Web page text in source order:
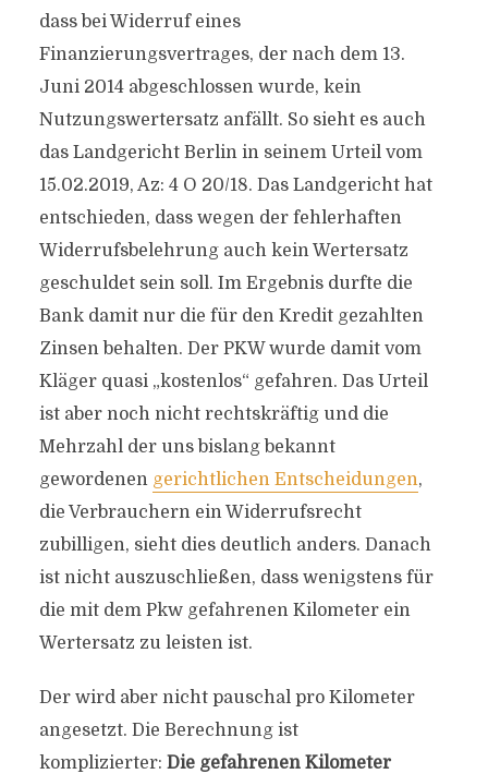
dass bei Widerruf eines
Finanzierungsvertrages, der nach dem 13.
Juni 2014 abgeschlossen wurde, kein
Nutzungswertersatz anfällt. So sieht es auch
das Landgericht Berlin in seinem Urteil vom
15.02.2019, Az: 4 O 20/18. Das Landgericht hat
entschieden, dass wegen der fehlerhaften
Widerrufsbelehrung auch kein Wertersatz
geschuldet sein soll. Im Ergebnis durfte die
Bank damit nur die für den Kredit gezahlten
Zinsen behalten. Der PKW wurde damit vom
Kläger quasi „kostenlos“ gefahren. Das Urteil
ist aber noch nicht rechtskräftig und die
Mehrzahl der uns bislang bekannt
gewordenen gerichtlichen Entscheidungen,
die Verbrauchern ein Widerrufsrecht
zubilligen, sieht dies deutlich anders. Danach
ist nicht auszuschließen, dass wenigstens für
die mit dem Pkw gefahrenen Kilometer ein
Wertersatz zu leisten ist.
Der wird aber nicht pauschal pro Kilometer
angesetzt. Die Berechnung ist
komplizierter: Die gefahrenen Kilometer